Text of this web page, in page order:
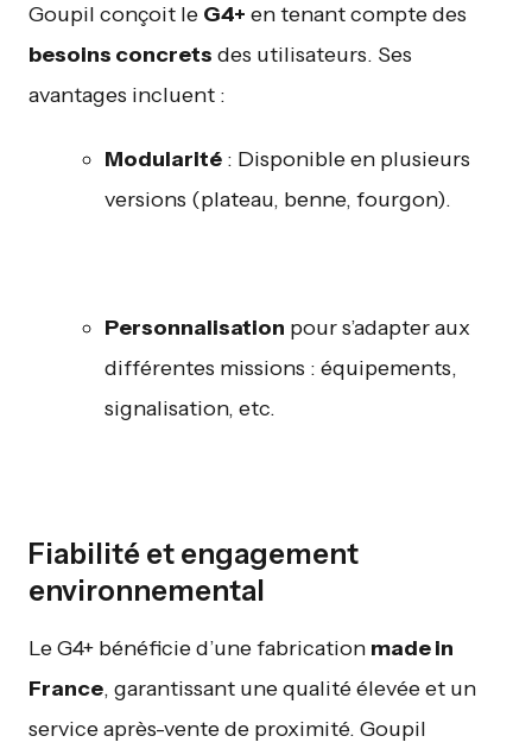
Goupil conçoit le G4+ en tenant compte des
besoins concrets des utilisateurs. Ses
avantages incluent :
Modularité : Disponible en plusieurs
versions (plateau, benne, fourgon).
Personnalisation pour s’adapter aux
différentes missions : équipements,
signalisation, etc.
Fiabilité et engagement
environnemental
Le G4+ bénéficie d’une fabrication made in
France, garantissant une qualité élevée et un
service après-vente de proximité. Goupil